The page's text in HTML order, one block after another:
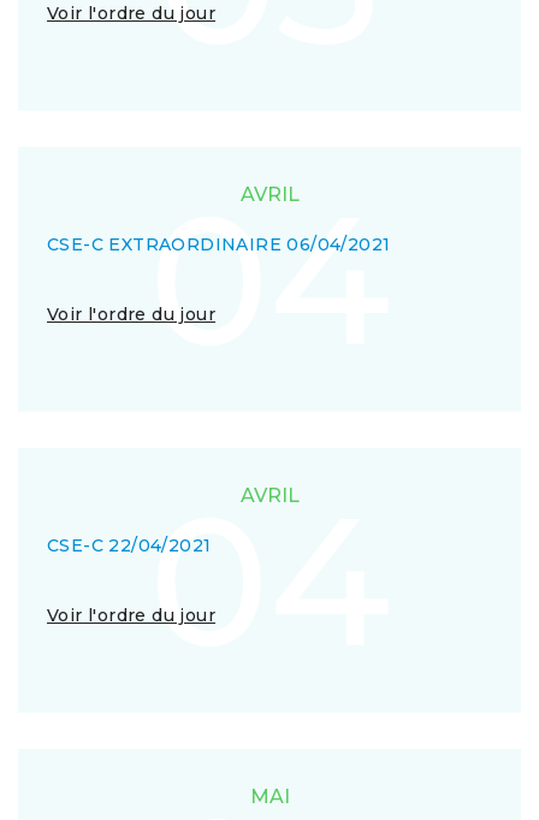
Voir l'ordre du jour
04
AVRIL
CSE-C EXTRAORDINAIRE 06/04/2021
Voir l'ordre du jour
04
AVRIL
CSE-C 22/04/2021
Voir l'ordre du jour
MAI